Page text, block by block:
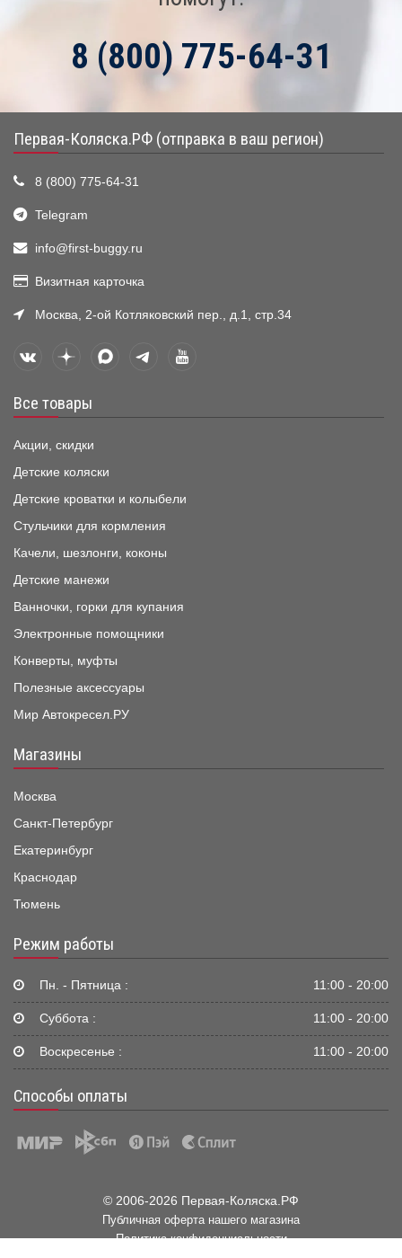
8 (800) 775-64-31
Первая-Коляска.РФ (отправка в ваш регион)
8 (800) 775-64-31
Telegram
info@first-buggy.ru
Визитная карточка
Москва, 2-ой Котляковский пер., д.1, стр.34
Все товары
Акции, скидки
Детские коляски
Детские кроватки и колыбели
Стульчики для кормления
Качели, шезлонги, коконы
Детские манежи
Ванночки, горки для купания
Электронные помощники
Конверты, муфты
Полезные аксессуары
Мир Автокресел.РУ
Магазины
Москва
Санкт-Петербург
Екатеринбург
Краснодар
Тюмень
Режим работы
Пн. - Пятница : 11:00 - 20:00
Суббота : 11:00 - 20:00
Воскресенье : 11:00 - 20:00
Способы оплаты
© 2006-2026 Первая-Коляска.РФ
Публичная оферта нашего магазина
Политика конфиденциальности